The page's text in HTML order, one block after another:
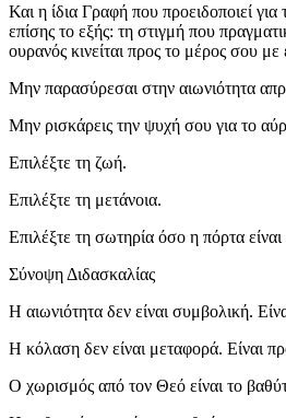
Και η ίδια Γραφή που προειδοποιεί
επίσης το εξής: τη στιγμή που
ουρανός κινείται προς το μέρος σου με
Μην παρασύρεσαι στην αιωνιότητα
Μην ρισκάρεις την ψυχή σου για το
Επιλέξτε τη ζωή.
Επιλέξτε τη μετάνοια.
Επιλέξτε τη σωτηρία όσο η πόρτα
Σύνοψη Διδασκαλίας
Η αιωνιότητα δεν είναι συμβολική.
Η κόλαση δεν είναι μεταφορά. Είναι
Ο χωρισμός από τον Θεό είναι το